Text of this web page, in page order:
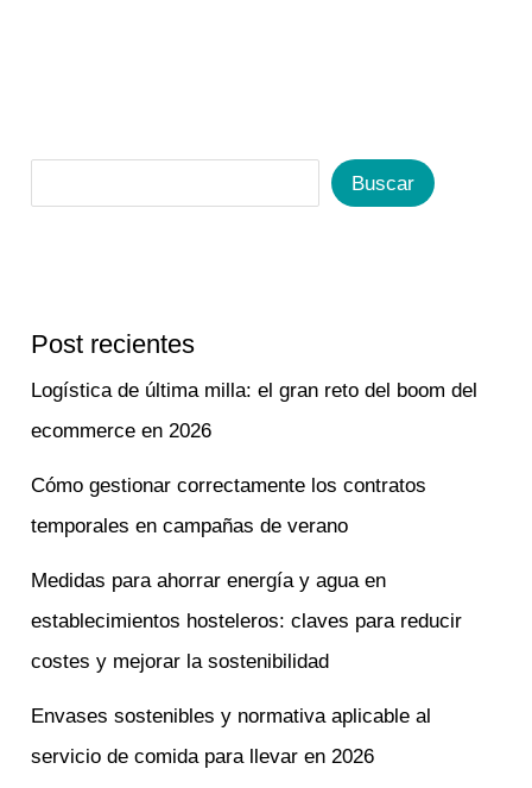
Buscar
Post recientes
Logística de última milla: el gran reto del boom del
ecommerce en 2026
Cómo gestionar correctamente los contratos
temporales en campañas de verano
Medidas para ahorrar energía y agua en
establecimientos hosteleros: claves para reducir
costes y mejorar la sostenibilidad
Envases sostenibles y normativa aplicable al
servicio de comida para llevar en 2026